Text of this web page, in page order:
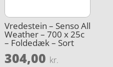
Vredestein – Senso All
Weather – 700 x 25c
– Foldedæk – Sort
304,00 kr.